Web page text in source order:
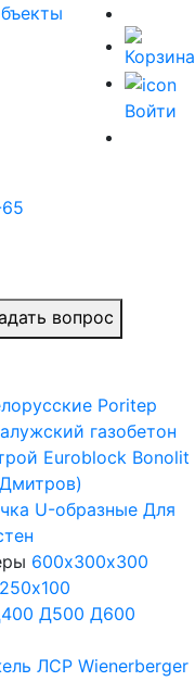
Войти
вопрос
Poritep
газобетон
Euroblock Bonolit
U-образные Для
600х300х300
Д500 Д600
ЛСР Wienerberger